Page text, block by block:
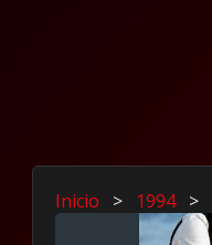
Inicio > 1994 >